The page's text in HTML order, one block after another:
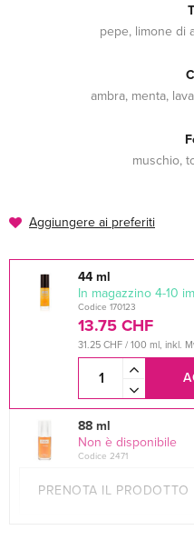
pepe, limone di
ambra, menta,
muschio,
Aggiungere ai preferiti
44 ml
In magazzino 4-10
Codice 170123
13.75 CHF
31.25 CHF / 100 ml, inkl.
88 ml
Non è disponibile
Codice 2471
PRENOTA IL PRODOTTO